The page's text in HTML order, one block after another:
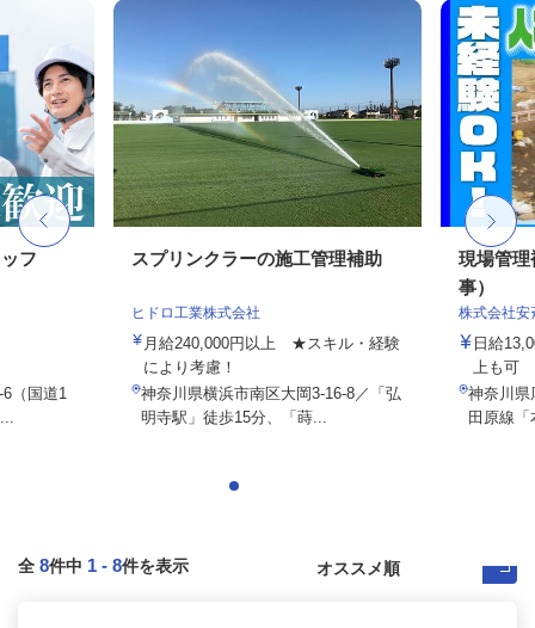
フ
（国道1
スプリンクラーの施工管理補助
ヒドロ工業株式会社
月給240,000円以上 ★スキル・経験
により考慮！
神奈川県横浜市南区大岡3-16-8／「弘
明寺駅」徒歩15分、「蒔...
現場管理
事）
株式会社安
日給
上も可
神奈川県
田原線
全 8件中 1 - 8件を表示